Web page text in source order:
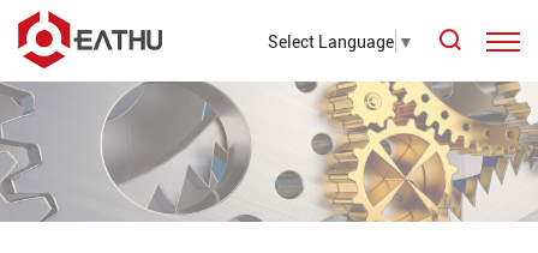
Select Language ▼